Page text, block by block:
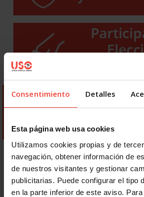
Consentimiento Detalles
Esta página web usa cookies
Utilizamos cookies propias y de
navegación, obtener información de
de nuestros visitantes y gestionar
publicitarias. Puede configurar el tipo
en la parte inferior de este aviso.